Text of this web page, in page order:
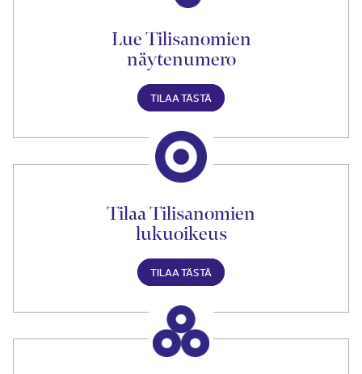
Lue Tilisanomien
näytenumero
TILAA TÄSTÄ
Tilaa Tilisanomien
lukuoikeus
TILAA TÄSTÄ